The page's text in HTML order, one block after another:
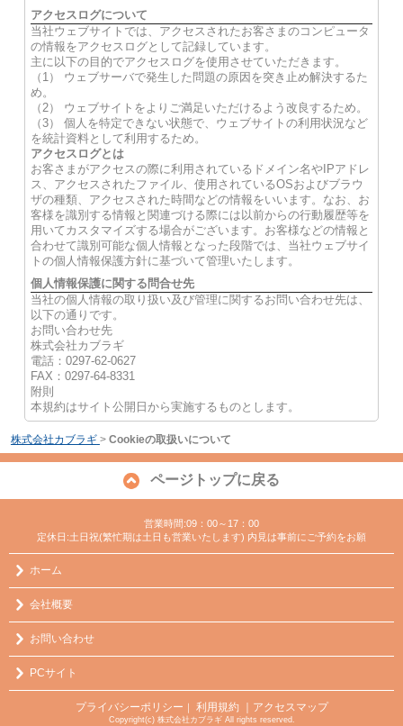
アクセスログについて
当社ウェブサイトでは、アクセスされたお客さまのコンピュータ
の情報をアクセスログとして記録しています。
主に以下の目的でアクセスログを使用させていただきます。
（1） ウェブサーバで発生した問題の原因を突き止め解決するた
め。
（2） ウェブサイトをよりご満足いただけるよう改良するため。
（3） 個人を特定できない状態で、ウェブサイトの利用状況など
を統計資料として利用するため。
アクセスログとは
お客さまがアクセスの際に利用されているドメイン名やIPアドレ
ス、アクセスされたファイル、使用されているOSおよびブラウ
ザの種類、アクセスされた時間などの情報をいいます。なお、お
客様を識別する情報と関連づける際には以前からの行動履歴等を
用いてカスタマイズする場合がございます。お客様などの情報と
合わせて識別可能な個人情報となった段階では、当社ウェブサイ
トの個人情報保護方針に基づいて管理いたします。
個人情報保護に関する問合せ先
当社の個人情報の取り扱い及び管理に関するお問い合わせ先は、
以下の通りです。
お問い合わせ先
株式会社カブラギ
電話：0297-62-0627
FAX：0297-64-8331
附則
本規約はサイト公開日から実施するものとします。
株式会社カブラギ > Cookieの取扱いについて
ページトップに戻る
営業時間:09：00～17：00
定休日:土日祝(繁忙期は土日も営業いたします) 内見は事前にご予約をお願
ホーム
会社概要
お問い合わせ
PCサイト
プライバシーポリシー ｜ 利用規約 ｜アクセスマップ
Copyright(c) 株式会社カブラギ All rights reserved.